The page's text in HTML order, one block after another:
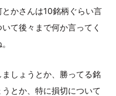
かさんは10銘柄ぐらい言
て後々まで何か言ってく
しょうとか、勝ってる銘
とか、特に損切について